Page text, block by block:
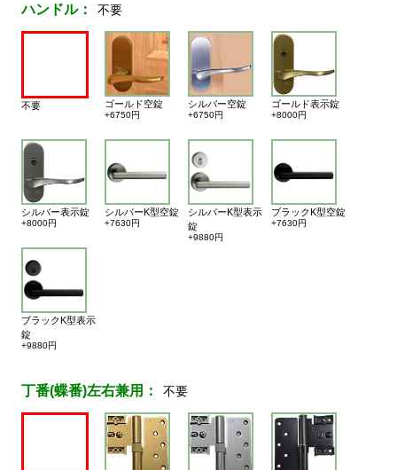
ハンドル： 不要
不要 ゴールド空錠
+6750円
シルバー空錠
+6750円
ゴールド表示錠
+8000円
シルバー表示錠
+8000円
シルバーK型空錠
+7630円
シルバーK型表示
錠
+9880円
ブラックK型空錠
+7630円
ブラックK型表示
錠
+9880円
丁番(蝶番)左右兼用： 不要